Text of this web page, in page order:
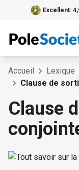
Excellent:
Accueil Lexique
Clause de
Clause